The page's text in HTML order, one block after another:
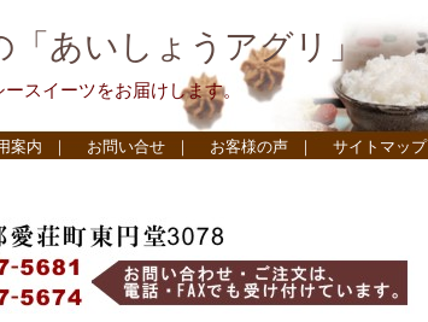
「あいしょうアグリ」
スイーツをお届けします。
案内 ｜ お問い合せ｜ お客様の声｜ サイトマップ